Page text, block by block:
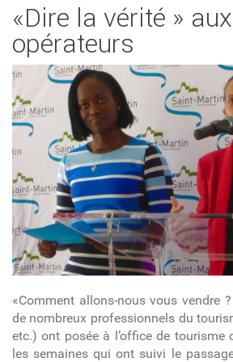
«Dire la vérité »
opérateurs
«Comment allons-nous vous vendre
de nombreux professionnels du
etc.) ont posée à l’office de tourisme
les semaines qui ont suivi le